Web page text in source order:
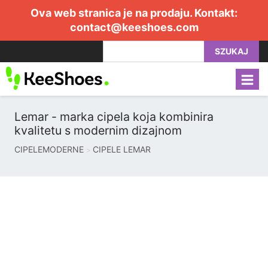
Ova web stranica je na prodaju. Kontakt:
contact@keeshoes.com
SZUKAJ
Lemar - marka cipela koja kombinira
kvalitetu s modernim dizajnom
CIPELEMODERNE CIPELE LEMAR